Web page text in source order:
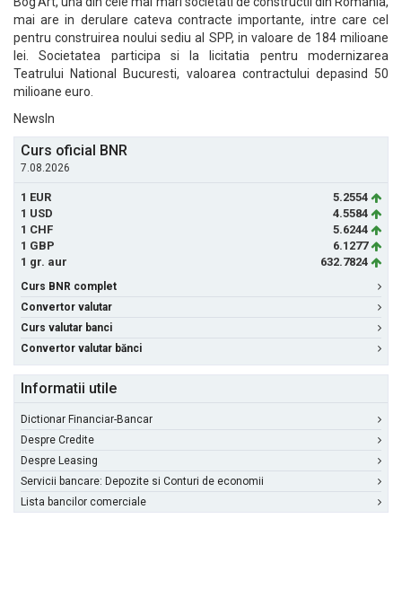
mai are in derulare cateva contracte importante, intre care cel
pentru construirea noului sediu al SPP, in valoare de 184 milioane
lei. Societatea participa si la licitatia pentru modernizarea
Teatrului National Bucuresti, valoarea contractului depasind 50
milioane euro.
NewsIn
Curs oficial BNR
7.08.2026
1 EUR
5.2554
1 USD
4.5584
1 CHF
5.6244
1 GBP
6.1277
1 gr. aur
632.7824
Curs BNR complet
Convertor valutar
Curs valutar banci
Convertor valutar bănci
Informatii utile
Dictionar Financiar-Bancar
Despre Credite
Despre Leasing
Servicii bancare: Depozite si Conturi de economii
Lista bancilor comerciale